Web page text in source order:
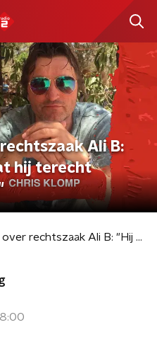
Ali B:
hij terecht
Chris Klomp over rechtszaak Ali B: "Hij beseft niet dat hij terecht staat voor zeden"